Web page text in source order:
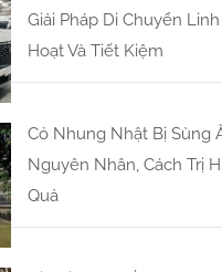
Giải Pháp Di Chuyển Linh
Hoạt Và Tiết Kiệm
Cỏ Nhung Nhật Bị Sùng
Nguyên Nhân, Cách Trị
Quả